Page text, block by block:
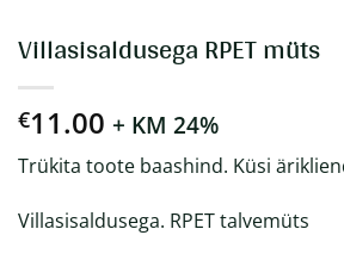
Villasisaldusega RPET müts
€11.00 + KM 24%
Trükita toote baashind. Küsi
Villasisaldusega. RPET talvemüts